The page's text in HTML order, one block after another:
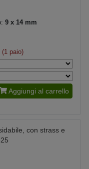
9 x 14 mm
paio)
Aggiungi al carrello
con strass e